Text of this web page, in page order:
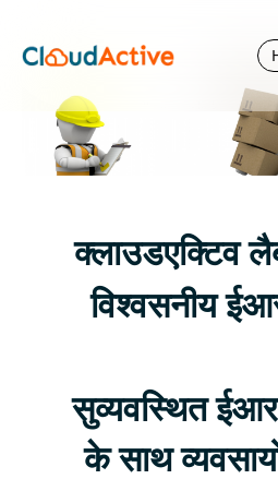
क्लाउडएक्टिव
विश्वसनीय
सुव्यवस्थित
के साथ